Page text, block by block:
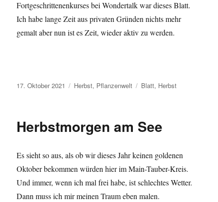
Fortgeschrittenenkurses bei Wondertalk war dieses Blatt.
Ich habe lange Zeit aus privaten Gründen nichts mehr
gemalt aber nun ist es Zeit, wieder aktiv zu werden.
Veröffentlicht
17. Oktober 2021 Kategorien
Herbst, Pflanzenwelt Schlagwörter
Blatt, Herbst
Herbstmorgen am See
Es sieht so aus, als ob wir dieses Jahr keinen goldenen
Oktober bekommen würden hier im Main-Tauber-Kreis.
Und immer, wenn ich mal frei habe, ist schlechtes Wetter.
Dann muss ich mir meinen Traum eben malen.